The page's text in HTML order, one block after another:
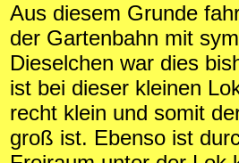
Aus diesem Grunde
der Gartenbahn mit
Dieselchen war dies
ist bei dieser kleinen
recht klein und somit
groß ist. Ebenso ist